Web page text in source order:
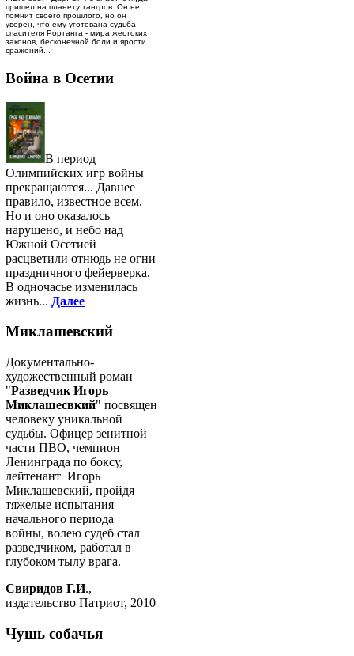
пришел на планету тангров. Он не
помнит своего прошлого, но он
уверен, что ему уготована судьба
спасителя Рортанга - мира жестоких
законов, бесконечной боли и ярости
сражений...
Война в Осетии
В период
Олимпийских игр войны
прекращаются... Давнее
правило, известное всем.
Но и оно оказалось
нарушено, и небо над
Южной Осетией
расцветили отнюдь не огни
праздничного фейерверка.
В одночасье изменилась
жизнь... Далее
Миклашевский
Документально-
художественный роман
"Разведчик Игорь
Миклашесвкий" посвящен
человеку уникальной
судьбы. Офицер зенитной
части ПВО, чемпион
Ленинграда по боксу,
лейтенант Игорь
Миклашевский, пройдя
тяжелые испытания
начального периода
войны, волею судеб стал
разведчиком, работал в
глубоком тылу врага.
Свиридов Г.И.,
издательство Патриот, 2010
Чушь собачья